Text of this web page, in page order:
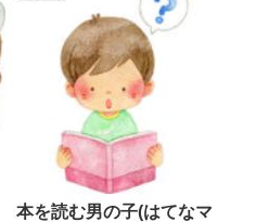
本を読む男の子(はてなマ